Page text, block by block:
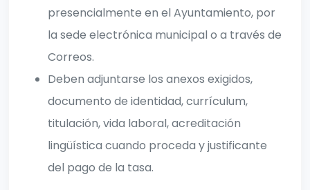
presencialmente en el Ayuntamiento, por
la sede electrónica municipal o a través de
Correos.
Deben adjuntarse los anexos exigidos,
documento de identidad, currículum,
titulación, vida laboral, acreditación
lingüística cuando proceda y justificante
del pago de la tasa.